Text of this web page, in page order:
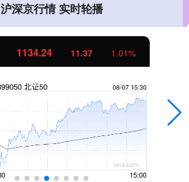
沪深京行情 实时轮播
1134.24 11.37 1.01%